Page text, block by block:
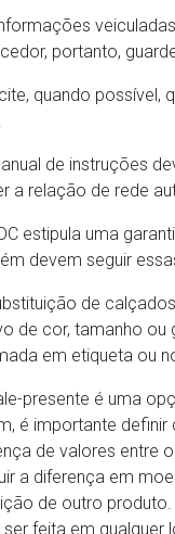
portanto,
quando
de instruções
a relação de rede
estipula uma
devem seguir
de
de cor, tamanho ou
em etiqueta ou
presente é uma
é importante
de valores entre
a diferença em
de outro
feita em qualquer